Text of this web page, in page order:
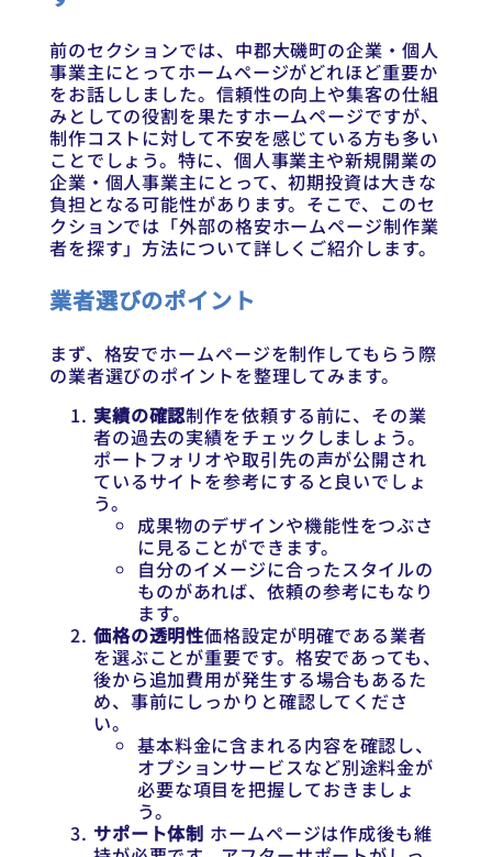
前のセクションでは、中郡大磯町の企業・個人
事業主にとってホームページがどれほど重要か
をお話ししました。信頼性の向上や集客の仕組
みとしての役割を果たすホームページですが、
制作コストに対して不安を感じている方も多い
ことでしょう。特に、個人事業主や新規開業の
企業・個人事業主にとって、初期投資は大きな
負担となる可能性があります。そこで、このセ
クションでは「外部の格安ホームページ制作業
者を探す」方法について詳しくご紹介します。
業者選びのポイント
まず、格安でホームページを制作してもらう際
の業者選びのポイントを整理してみます。
実績の確認制作を依頼する前に、その業
者の過去の実績をチェックしましょう。
ポートフォリオや取引先の声が公開され
ているサイトを参考にすると良いでしょ
う。
成果物のデザインや機能性をつぶさ
に見ることができます。
自分のイメージに合ったスタイルの
ものがあれば、依頼の参考にもなり
ます。
価格の透明性価格設定が明確である業者
を選ぶことが重要です。格安であっても、
後から追加費用が発生する場合もあるた
め、事前にしっかりと確認してくださ
い。
基本料金に含まれる内容を確認し、
オプションサービスなど別途料金が
必要な項目を把握しておきましょ
う。
サポート体制 ホームページは作成後も維